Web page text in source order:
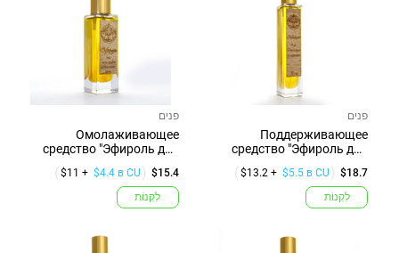
פנים
Омолаживающее
средство "Эфироль для
$15.4
$11 + $4.4 в CU
לִקְנוֹת
פנים
Поддерживающее
средство "Эфироль для
$18.7
$13.2 + $5.5 в CU
לִקְנוֹת